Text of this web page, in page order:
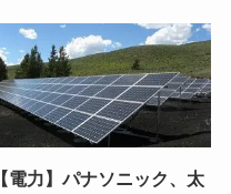
【電力】パナソニック、太